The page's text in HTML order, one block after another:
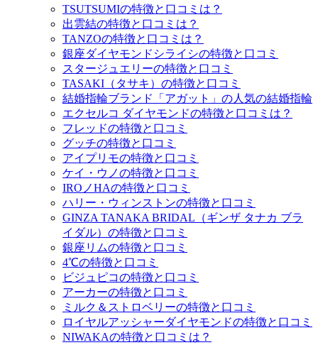
TSUTSUMIの特徴と口コミは？
出雲結の特徴と口コミは？
TANZOの特徴と口コミは？
銀座ダイヤモンドシライシの特徴と口コミ
スタージュエリーの特徴と口コミ
TASAKI（タサキ）の特徴と口コミ
結婚指輪ブランド「アガット」の人気の結婚指輪
エクセルコ ダイヤモンドの特徴と口コミは？
フレッドの特徴と口コミ
グッチの特徴と口コミ
アイプリモの特徴と口コミ
ケイ・ウノの特徴と口コミ
IROノHAの特徴と口コミ
ハリー・ウィンストンの特徴と口コミ
GINZA TANAKA BRIDAL（ギンザ タナカ ブラ
イダル）の特徴と口コミ
銀座リムの特徴と口コミ
4℃の特徴と口コミ
ビジュピコの特徴と口コミ
アーカーの特徴と口コミ
ミルク＆ストロベリーの特徴と口コミ
ロイヤルアッシャーダイヤモンドの特徴と口コミ
NIWAKAの特徴と口コミは？